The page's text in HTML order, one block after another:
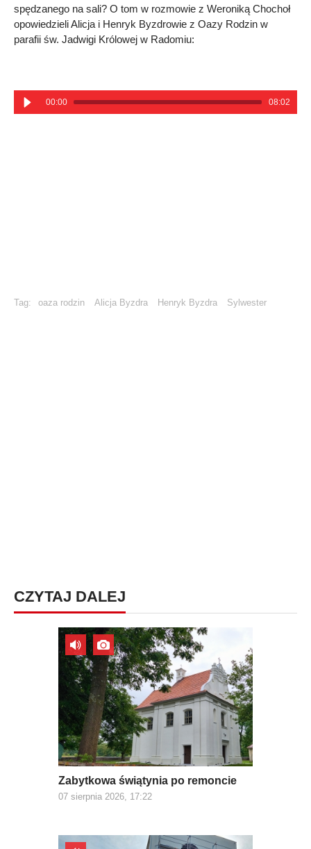
spędzanego na sali? O tom w rozmowie z Weroniką Chochoł
opowiedzieli Alicja i Henryk Byzdrowie z Oazy Rodzin w
parafii św. Jadwigi Królowej w Radomiu:
00:00 08:02
Tag: oaza rodzin Alicja Byzdra Henryk Byzdra Sylwester
CZYTAJ DALEJ
Zabytkowa świątynia po remoncie
07 sierpnia 2026, 17:22